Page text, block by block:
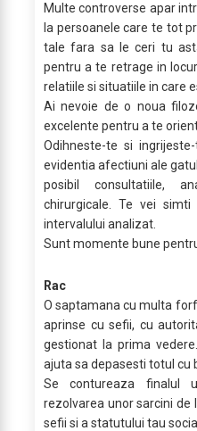
Multe controverse apar
la persoanele care te tot
tale fara sa le ceri tu
pentru a te retrage in
relatiile si situatiile in care
Ai nevoie de o noua
excelente pentru a te
Odihneste-te si
evidentia afectiuni ale
posibil consultatiile,
chirurgicale. Te vei
intervalului analizat.
Sunt momente bune
Rac
O saptamana cu multa
aprinse cu sefii, cu
gestionat la prima
ajuta sa depasesti totul cu
Se contureaza finalul
rezolvarea unor sarcini de
sefii si a statutului tau